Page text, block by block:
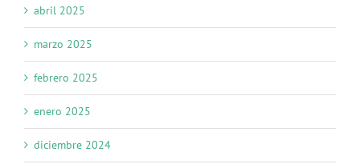
abril 2025
marzo 2025
febrero 2025
enero 2025
diciembre 2024